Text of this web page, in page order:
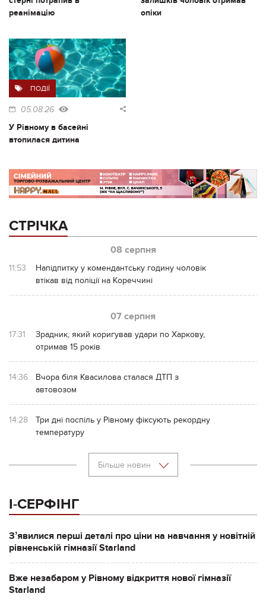
реанімацію
опіки
ПОДІЇ
05.08.26
У Рівному в басейні
втопилася дитина
СТРІЧКА
08 серпня
11:53
Напідпитку у комендантську годину чоловік
втікав від поліції на Кореччині
07 серпня
17:31
Зрадник, який коригував удари по Харкову,
отримав 15 років
14:36
Вчора біля Квасилова сталася ДТП з
автовозом
14:28
Три дні поспіль у Рівному фіксують рекордну
температуру
Більше новин
І-СЕРФІНГ
Зʼявилися перші деталі про ціни на навчання у новітній
рівненській гімназії Starland
Вже незабаром у Рівному відкриття нової гімназії
Starland